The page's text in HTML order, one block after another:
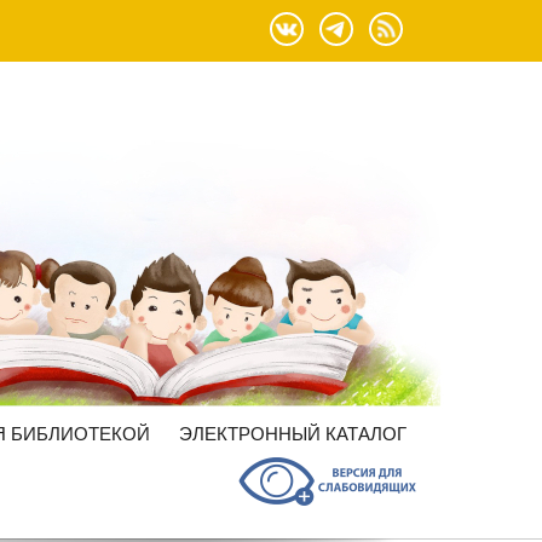
БИБЛИОТЕКОЙ ЭЛЕКТРОННЫЙ КАТАЛОГ